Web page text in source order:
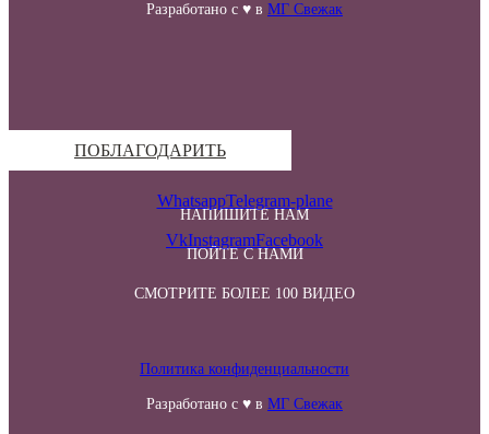
Разработано с ♥ в МГ Свежак
ПОБЛАГОДАРИТЬ
НАПИШИТЕ НАМ
WhatsappTelegram-plane
ПОЙТЕ С НАМИ
VkInstagramFacebook
СМОТРИТЕ БОЛЕЕ 100 ВИДЕО
Политика конфиденциальности
Разработано с ♥ в МГ Свежак